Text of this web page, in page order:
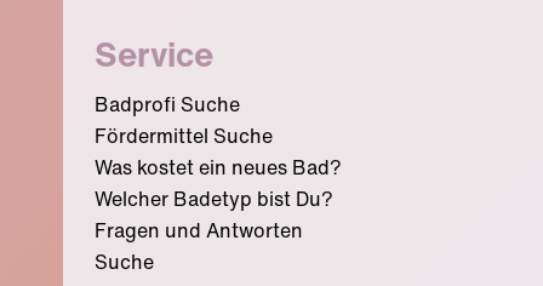
Service
Badprofi Suche
Fördermittel Suche
Was kostet ein neues Bad?
Welcher Badetyp bist Du?
Fragen und Antworten
Suche